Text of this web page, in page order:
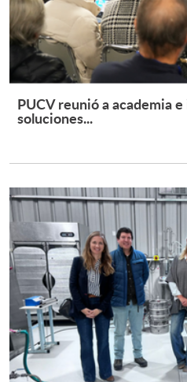
PUCV reunió a academia
soluciones...